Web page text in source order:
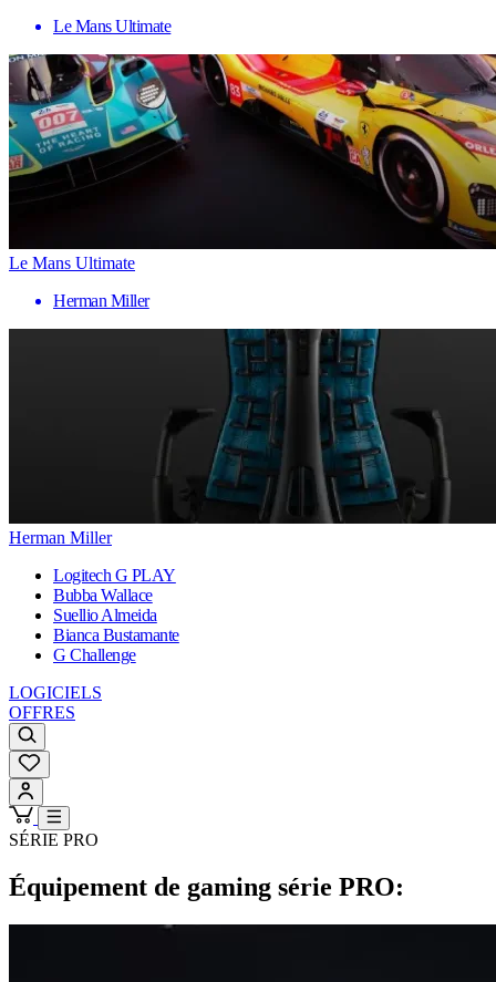
Le Mans Ultimate
Le Mans Ultimate
Herman Miller
Herman Miller
Logitech G PLAY
Bubba Wallace
Suellio Almeida
Bianca Bustamante
G Challenge
LOGICIELS
OFFRES
SÉRIE PRO
Équipement de gaming série PRO: